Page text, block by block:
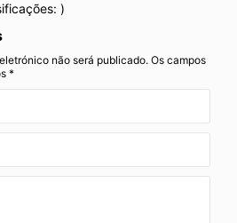
)
não será publicado. Os campos
*